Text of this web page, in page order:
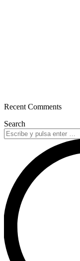
Recent Comments
Search
Buscar: